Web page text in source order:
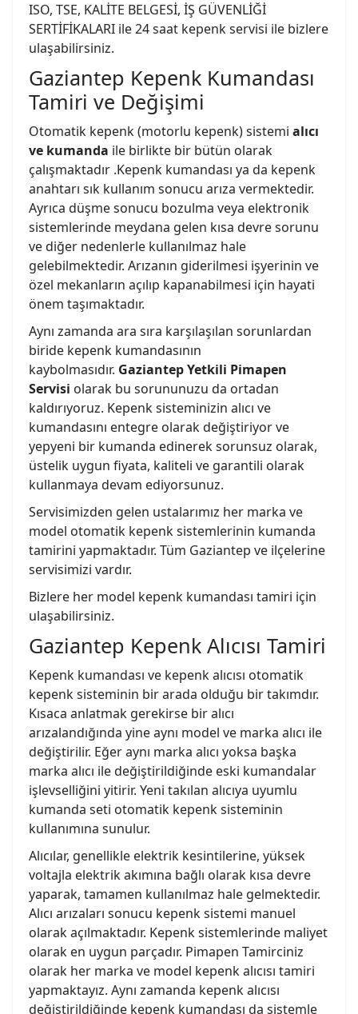
ISO, TSE, KALİTE BELGESİ, İŞ GÜVENLİĞİ
SERTİFİKALARI ile 24 saat kepenk servisi ile bizlere
ulaşabilirsiniz.
Gaziantep Kepenk Kumandası
Tamiri ve Değişimi
Otomatik kepenk (motorlu kepenk) sistemi alıcı
ve kumanda ile birlikte bir bütün olarak
çalışmaktadır .Kepenk kumandası ya da kepenk
anahtarı sık kullanım sonucu arıza vermektedir.
Ayrıca düşme sonucu bozulma veya elektronik
sistemlerinde meydana gelen kısa devre sorunu
ve diğer nedenlerle kullanılmaz hale
gelebilmektedir. Arızanın giderilmesi işyerinin ve
özel mekanların açılıp kapanabilmesi için hayati
önem taşımaktadır.
Aynı zamanda ara sıra karşılaşılan sorunlardan
biride kepenk kumandasının
kaybolmasıdır. Gaziantep Yetkili Pimapen
Servisi olarak bu sorununuzu da ortadan
kaldırıyoruz. Kepenk sisteminizin alıcı ve
kumandasını entegre olarak değiştiriyor ve
yepyeni bir kumanda edinerek sorunsuz olarak,
üstelik uygun fiyata, kaliteli ve garantili olarak
kullanmaya devam ediyorsunuz.
Servisimizden gelen ustalarımız her marka ve
model otomatik kepenk sistemlerinin kumanda
tamirini yapmaktadır. Tüm Gaziantep ve ilçelerine
servisimizi vardır.
Bizlere her model kepenk kumandası tamiri için
ulaşabilirsiniz.
Gaziantep Kepenk Alıcısı Tamiri
Kepenk kumandası ve kepenk alıcısı otomatik
kepenk sisteminin bir arada olduğu bir takımdır.
Kısaca anlatmak gerekirse bir alıcı
arızalandığında yine aynı model ve marka alıcı ile
değiştirilir. Eğer aynı marka alıcı yoksa başka
marka alıcı ile değiştirildiğinde eski kumandalar
işlevselliğini yitirir. Yeni takılan alıcıya uyumlu
kumanda seti otomatik kepenk sisteminin
kullanımına sunulur.
Alıcılar, genellikle elektrik kesintilerine, yüksek
voltajla elektrik akımına bağlı olarak kısa devre
yaparak, tamamen kullanılmaz hale gelmektedir.
Alıcı arızaları sonucu kepenk sistemi manuel
olarak açılmaktadır. Kepenk sistemlerinde maliyet
olarak en uygun parçadır. Pimapen Tamirciniz
olarak her marka ve model kepenk alıcısı tamiri
yapmaktayız. Aynı zamanda kepenk alıcısı
değiştirildiğinde kepenk kumandası da sistemle